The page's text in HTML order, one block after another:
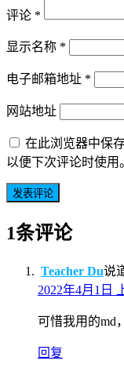
评论 *
显示名称 *
电子邮箱地址 *
网站地址
在此浏览器中保
以便下次评论时使用
1条评论
Teacher Du说
2022年4月1日
可惜我用的md
回复